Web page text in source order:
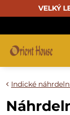
VELKÝ
Indické